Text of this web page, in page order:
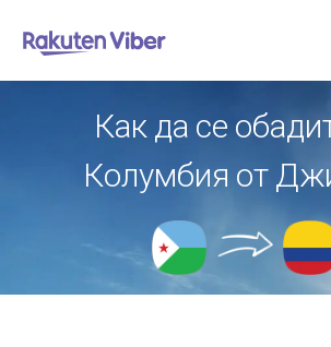
Как да се
Колумбия от